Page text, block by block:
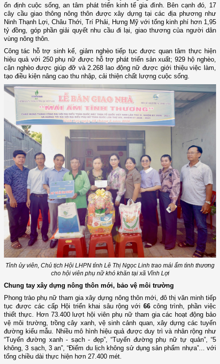
ổn định cuộc sống, an tâm phát triển kinh tế gia đình. Bên cạnh đó, 17
cây cầu giao thông nông thôn được xây dựng tại các địa phương như
Ninh Thạnh Lợi, Châu Thới, Trí Phải, Hưng Mỹ với tổng kinh phí hơn 1,95
tỷ đồng, góp phần giải quyết nhu cầu đi lại, giao thương của người dân
vùng nông thôn.
Công tác hỗ trợ sinh kế, giảm nghèo tiếp tục được quan tâm thực hiện
hiệu quả với 250 phụ nữ được hỗ trợ phát triển sản xuất; 929 hộ nghèo,
cận nghèo được giúp đỡ và 2.268 lao động nữ được giới thiệu việc làm,
tạo điều kiện nâng cao thu nhập, cải thiện chất lượng cuộc sống.
Tỉnh ủy viên, Chủ tịch Hội LHPN tỉnh Lê Thị Ngọc Linh trao mái ấm tình thương
cho hội viên phụ nữ khó khăn tại xã Vĩnh Lợi
Chung tay xây dựng nông thôn mới, bảo vệ môi trường
Phong trào phụ nữ tham gia xây dựng nông thôn mới, đô thị văn minh tiếp
tục được các cấp Hội triển khai sâu rộng với66 công trình, phần việc
thiết thực. Hơn 73.400 lượt hội viên phụ nữ tham gia các hoạt động bảo
vệ môi trường, trồng cây xanh, vệ sinh cảnh quan, xây dựng các tuyến
đường kiểu mẫu. Nhiều mô hình hiệu quả được duy trì và nhân rộng như
“Tuyến đường xanh - sạch - đẹp”, “Tuyến đường phụ nữ tự quản”, “5
không, 3 sạch, 3 an”, “Điểm du lịch không sử dụng sản phẩm nhựa”... với
tổng chiều dài thực hiện hơn 27.400 mét.